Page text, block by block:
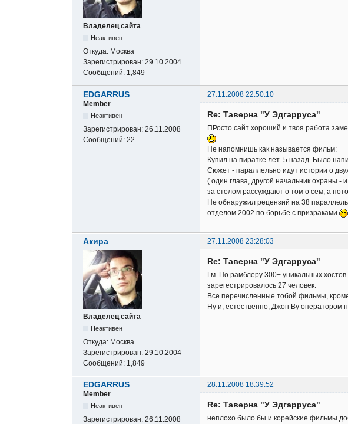
Владелец сайта
Неактивен
Откуда: Москва
Зарегистрирован: 29.10.2004
Сообщений: 1,849
EDGARRUS
27.11.2008 22:50:10
Member
Неактивен
Зарегистрирован: 26.11.2008
Сообщений: 22
Re: Таверна "У Эдгарруса"
ПРосто сайт хороший и твоя работа
Не напомнишь как называется фильм:
Купил на пиратке лет 5 назад..Было
Сюжет - параллельно идут истории о
( один глава, другой начальник охраны -
за столом рассуждают о том о сем, а
Не обнаружил рецензий на 38
отделом 2002 по борьбе с призраками
Акира 27.11.2008 23:28:03
Владелец сайта
Неактивен
Откуда: Москва
Зарегистрирован: 29.10.2004
Сообщений: 1,849
Re: Таверна "У Эдгарруса"
Гм. По рамблеру 300+ уникальных хостов
зарегестрировалось 27 человек.
Все перечисленные тобой фильмы,
Ну и, естественно, Джон Ву оператором
EDGARRUS
28.11.2008 18:39:52
Member
Неактивен
Зарегистрирован: 26.11.2008
Re: Таверна "У Эдгарруса"
неплохо было бы и корейские фильмы